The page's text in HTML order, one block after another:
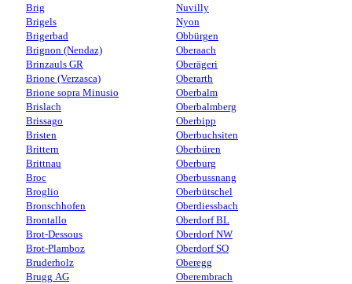
Brig
Brigels
Brigerbad
Brignon (Nendaz)
Brinzauls GR
Brione (Verzasca)
Brione sopra Minusio
Brislach
Brissago
Bristen
Brittern
Brittnau
Broc
Broglio
Bronschhofen
Brontallo
Brot-Dessous
Brot-Plamboz
Bruderholz
Brugg AG
Nuvilly
Nyon
Obbürgen
Oberaach
Oberägeri
Oberarth
Oberbalm
Oberbalmberg
Oberbipp
Oberbuchsiten
Oberbüren
Oberburg
Oberbussnang
Oberbütschel
Oberdiessbach
Oberdorf BL
Oberdorf NW
Oberdorf SO
Oberegg
Oberembrach